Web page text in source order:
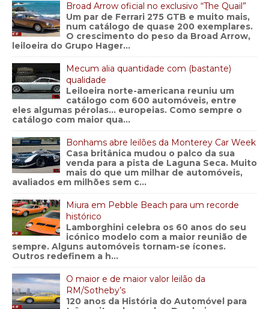
Broad Arrow oficial no exclusivo “The Quail”
Um par de Ferrari 275 GTB e muito mais,
num catálogo de quase 200 exemplares.
O crescimento do peso da Broad Arrow,
leiloeira do Grupo Hager...
Mecum alia quantidade com (bastante)
qualidade
Leiloeira norte-americana reuniu um
catálogo com 600 automóveis, entre
eles algumas pérolas… europeias. Como sempre o
catálogo com maior qua...
Bonhams abre leilões da Monterey Car Week
Casa britânica mudou o palco da sua
venda para a pista de Laguna Seca. Muito
mais do que um milhar de automóveis,
avaliados em milhões sem c...
Miura em Pebble Beach para um recorde
histórico
Lamborghini celebra os 60 anos do seu
icónico modelo com a maior reunião de
sempre. Alguns automóveis tornam-se ícones.
Outros redefinem a h...
O maior e de maior valor leilão da
RM/Sotheby’s
120 anos da História do Automóvel para